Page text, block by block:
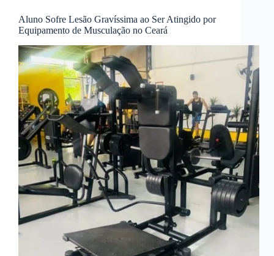
Aluno Sofre Lesão Gravíssima ao Ser Atingido por
Equipamento de Musculação no Ceará